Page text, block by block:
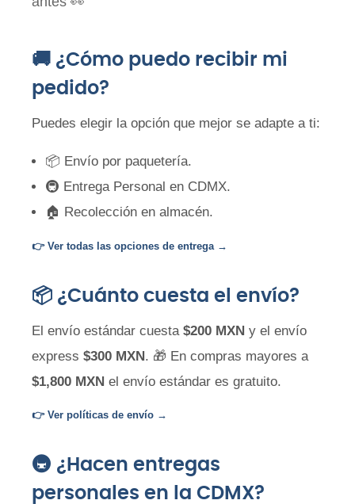
🚚 ¿Cómo puedo recibir mi
pedido?
Puedes elegir la opción que mejor se adapte a ti:
📦 Envío por paquetería.
🚇 Entrega Personal en CDMX.
🏠 Recolección en almacén.
👉 Ver todas las opciones de entrega →
📦 ¿Cuánto cuesta el envío?
El envío estándar cuesta $200 MXN y el envío
express $300 MXN. 🎁 En compras mayores a
$1,800 MXN el envío estándar es gratuito.
👉 Ver políticas de envío →
🚇 ¿Hacen entregas
personales en la CDMX?